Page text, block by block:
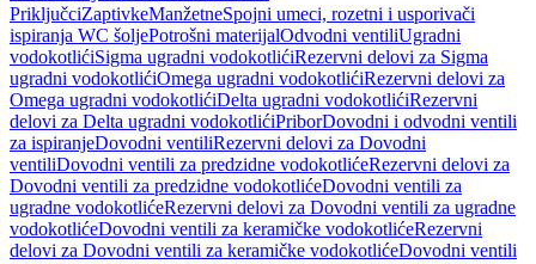
PriključciZaptivkeManžetneSpojni umeci, rozetni i usporivači
ispiranja WC šoljePotrošni materijalOdvodni ventiliUgradni
vodokotlićiSigma ugradni vodokotlićiRezervni delovi za Sigma
ugradni vodokotlićiOmega ugradni vodokotlićiRezervni delovi za
Omega ugradni vodokotlićiDelta ugradni vodokotlićiRezervni
delovi za Delta ugradni vodokotlićiPriborDovodni i odvodni ventili
za ispiranjeDovodni ventiliRezervni delovi za Dovodni
ventiliDovodni ventili za predzidne vodokotlićeRezervni delovi za
Dovodni ventili za predzidne vodokotlićeDovodni ventili za
ugradne vodokotlićeRezervni delovi za Dovodni ventili za ugradne
vodokotlićeDovodni ventili za keramičke vodokotlićeRezervni
delovi za Dovodni ventili za keramičke vodokotlićeDovodni ventili